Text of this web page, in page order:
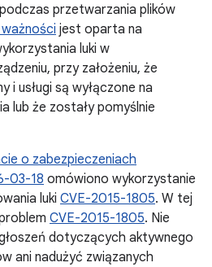
przetwarzania plików
jest oparta na
luki w
przy założeniu, że
i usługi są wyłączone na
lub że zostały pomyślnie
o zabezpieczeniach
03-18 omówiono wykorzystanie
luki CVE-2015-1805. W tej
CVE-2015-1805. Nie
dotyczących aktywnego
ani nadużyć związanych